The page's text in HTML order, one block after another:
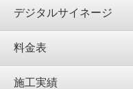
デジタルサイネージ
料金表
施工実績